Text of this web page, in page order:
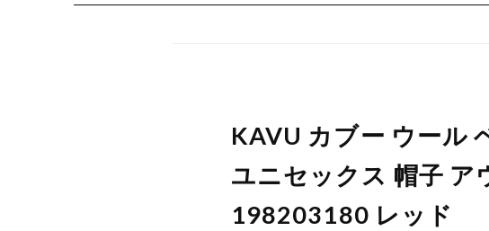
KAVU カブー ウール
ユニセックス 帽子 ア
198203180 レッド